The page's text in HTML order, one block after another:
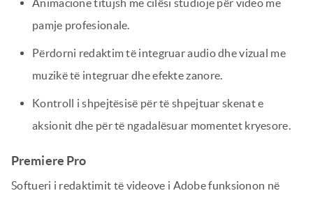
Animacione titujsh me cilësi studioje për video me
pamje profesionale.
Përdorni redaktim të integruar audio dhe vizual me
muzikë të integruar dhe efekte zanore.
Kontroll i shpejtësisë për të shpejtuar skenat e
aksionit dhe për të ngadalësuar momentet kryesore.
Premiere Pro
Softueri i redaktimit të videove i Adobe funksionon në